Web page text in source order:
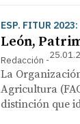
ESP. FITUR
León,
Redacción
La
Agricultura
distinción que